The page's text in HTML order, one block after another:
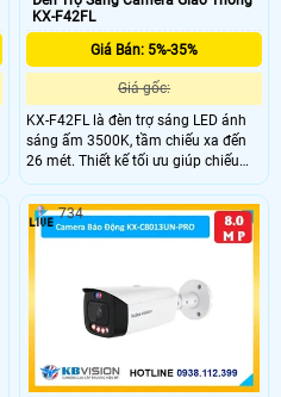
KX-F42FL
Giá Bán: 5%-35%
Giá gốc:
KX-F42FL là đèn trợ sáng LED ánh
sáng ấm 3500K, tầm chiếu xa đến
26 mét. Thiết kế tối ưu giúp chiếu
sáng rõ ràng 3 làn đường, đảm bảo
hình ảnh camera luôn rõ nét trong
điều kiện ánh sáng yếu hoặc ban
đêm.
734